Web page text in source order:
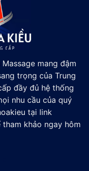
mang đậm
trọng của Trung
đầy đủ hệ thống
nhu cầu của quý
tại link
tham khảo ngay hôm